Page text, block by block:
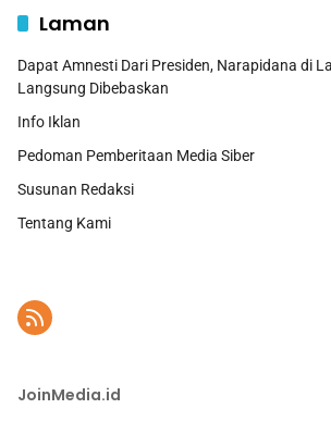
Laman
Dapat Amnesti Dari Presiden, Narapidana di
Langsung Dibebaskan
Info Iklan
Pedoman Pemberitaan Media Siber
Susunan Redaksi
Tentang Kami
JoinMedia.id